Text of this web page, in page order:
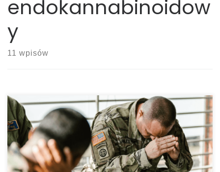
endokannabinoidow
y
11 wpisów
Medyczna marihuana może być skuteczną metodą
leczenia dla niektórych osób cierpiących na stany
lękowe. Poznaj zalety i wady używania konopi
indyjskich w leczeniu lęku. 1. W jaki sposób